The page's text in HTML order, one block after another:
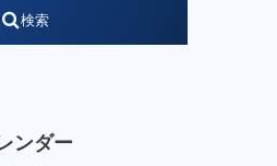
やべっちスタジアム」出演
やべっちスタジアム
コミック
検索
ンダー